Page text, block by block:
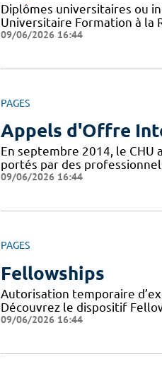
Diplômes universitaires ou
Universitaire Formation à la
09/06/2026 16:44
PAGES
Appels d'Offre
En septembre 2014, le
portés par des
09/06/2026 16:44
PAGES
Fellowships
Autorisation temporaire
Découvrez le dispositif
09/06/2026 16:44